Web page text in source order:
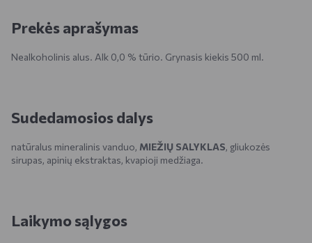
Prekės aprašymas
Nealkoholinis alus. Alk 0,0 % tūrio. Grynasis kiekis 500 ml.
Sudedamosios dalys
natūralus mineralinis vanduo, MIEŽIŲ SALYKLAS, gliukozės
sirupas, apinių ekstraktas, kvapioji medžiaga.
Laikymo sąlygos